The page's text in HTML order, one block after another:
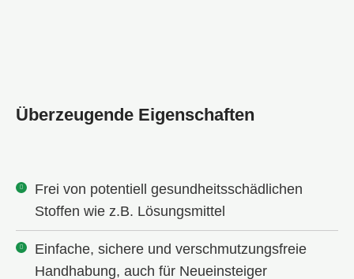
Überzeugende Eigenschaften
Frei von potentiell gesundheitsschädlichen
Stoffen wie z.B. Lösungsmittel
Einfache, sichere und verschmutzungsfreie
Handhabung, auch für Neueinsteiger